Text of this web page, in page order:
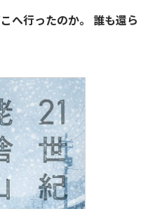
へ行ったのか。 誰も還ら